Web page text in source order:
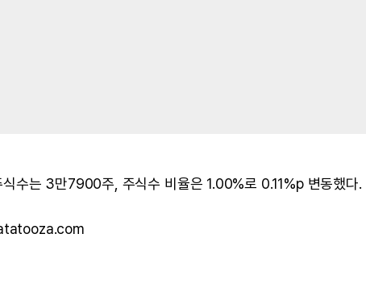
수는 3만7900주, 주식수 비율은 1.00%로 0.11%p 변동했다.